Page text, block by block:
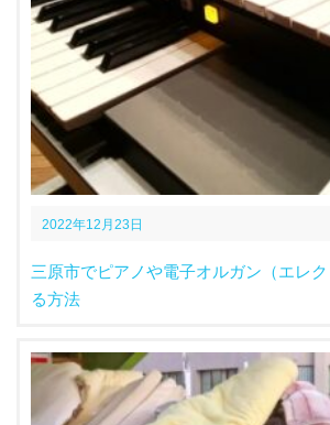
2022年12月23日
三原市でピアノや電子オルガン（エレ
る方法